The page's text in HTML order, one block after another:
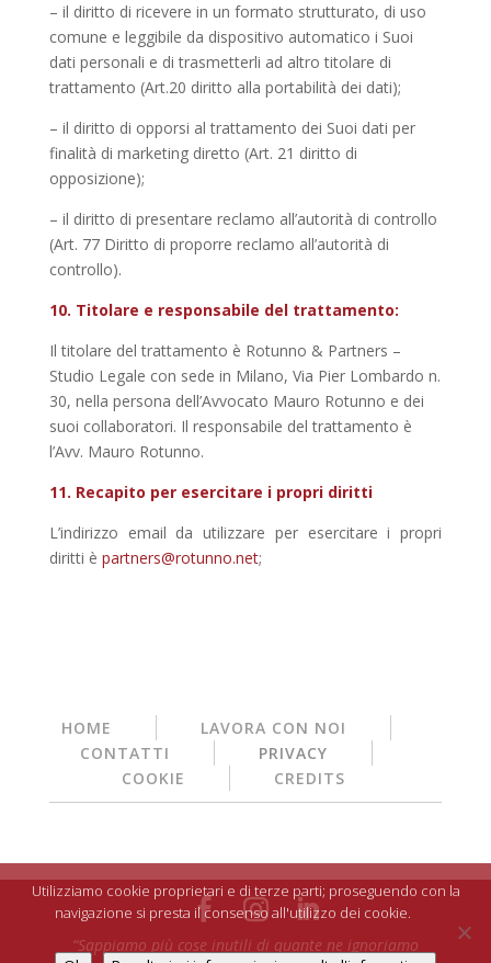
– il diritto di ricevere in un formato strutturato, di uso
comune e leggibile da dispositivo automatico i Suoi
dati personali e di trasmetterli ad altro titolare di
trattamento (Art.20 diritto alla portabilità dei dati);
– il diritto di opporsi al trattamento dei Suoi dati per
finalità di marketing diretto (Art. 21 diritto di
opposizione);
– il diritto di presentare reclamo all’autorità di controllo
(Art. 77 Diritto di proporre reclamo all’autorità di
controllo).
10. Titolare e responsabile del trattamento:
Il titolare del trattamento è Rotunno & Partners –
Studio Legale con sede in Milano, Via Pier Lombardo n.
30, nella persona dell’Avvocato Mauro Rotunno e dei
suoi collaboratori. Il responsabile del trattamento è
l’Avv. Mauro Rotunno.
11. Recapito per esercitare i propri diritti
L’indirizzo email da utilizzare per esercitare i propri
diritti è partners@rotunno.net;
HOME
LAVORA CON NOI
CONTATTI
PRIVACY
COOKIE
CREDITS
“Sappiamo più cose inutili di quante ne ignoriamo
Utilizziamo cookie proprietari e di terze parti; proseguendo con la
navigazione si presta il consenso all'utilizzo dei cookie.
ulteriori informazioni consulta l'informativa.